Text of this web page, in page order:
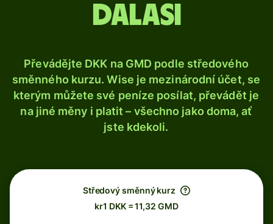
dalasi
Převádějte DKK na GMD podle středového
směnného kurzu. Wise je mezinárodní účet, se
kterým můžete své peníze posílat, převádět je
na jiné měny i platit – všechno jako doma, ať
jste kdekoli.
Středový směnný kurz
kr1 DKK = 11,32 GMD